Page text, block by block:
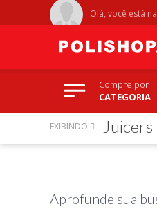
Olá, você está na
Compre por
CATEGORIA
EXIBINDO Juicers